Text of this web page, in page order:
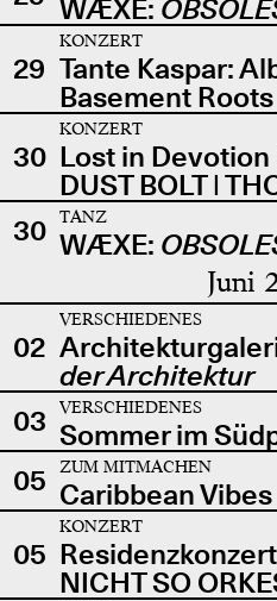
WÆXE:
29
KONZERT
Tante Kaspar:
Basement Roots
30
KONZERT
Lost in Devotion
DUST BOLT |
30
TANZ
WÆXE:
Juni
02
VERSCHIEDENES
der Architektur
03
VERSCHIEDENES
Sommer im
05
ZUM MITMACHEN
Caribbean Vibes
05
KONZERT
NICHT SO